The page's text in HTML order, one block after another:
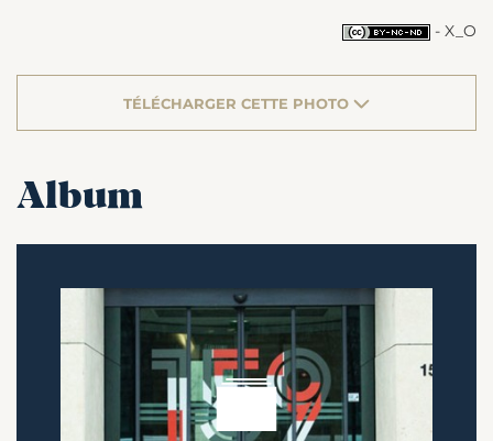
- X_O
TÉLÉCHARGER CETTE PHOTO
Album